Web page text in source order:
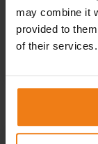
may combine it
provided to
of their services.